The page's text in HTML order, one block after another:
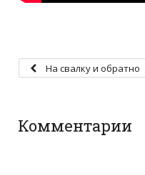
На свалку и обратно
Комментарии